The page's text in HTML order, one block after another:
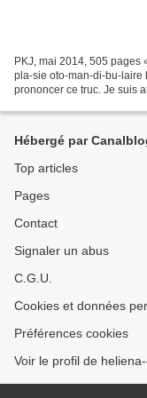
PKJ, mai 2014, 505 pages
pla-sie oto-man-di-bu-laire
prononcer ce truc. Je suis
Hébergé par
Top articles
Pages
Contact
Signaler un abus
C.G.U.
Cookies et données
Préférences cookies
Voir le profil de